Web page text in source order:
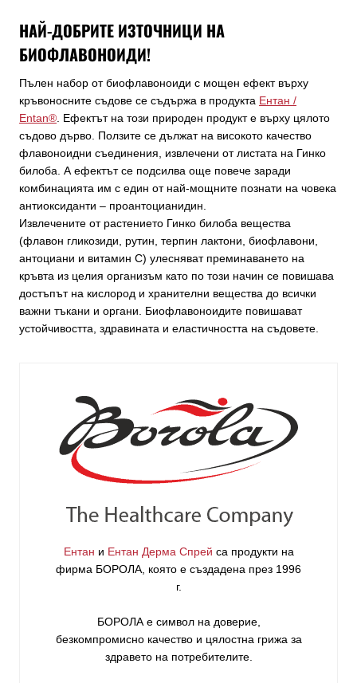
НАЙ-ДОБРИТЕ ИЗТОЧНИЦИ НА
БИОФЛАВОНОИДИ!
Пълен набор от биофлавоноиди с мощен ефект върху
кръвоносните съдове се съдържа в продукта Ентан /
Entan® . Ефектът на този природен продукт е върху цялото
съдово дърво. Ползите се дължат на високото качество
флавоноидни съединения, извлечени от листата на Гинко
билоба. А ефектът се подсилва още повече заради
комбинацията им с един от най-мощните познати на човека
антиоксиданти – проантоцианидин.
Извлечените от растението Гинко билоба вещества
(флавон гликозиди, рутин, терпин лактони, биофлавони,
антоциани и витамин С) улесняват преминаването на
кръвта из целия организъм като по този начин се повишава
достъпът на кислород и хранителни вещества до всички
важни тъкани и органи. Биофлавоноидите повишават
устойчивостта, здравината и еластичността на съдовете.
Ентан и Ентан Дерма Спрей са продукти на
фирма БОРОЛА , която е създадена през 1996
г.
БОРОЛА е символ на доверие,
безкомпромисно качество и цялостна грижа за
здравето на потребителите.